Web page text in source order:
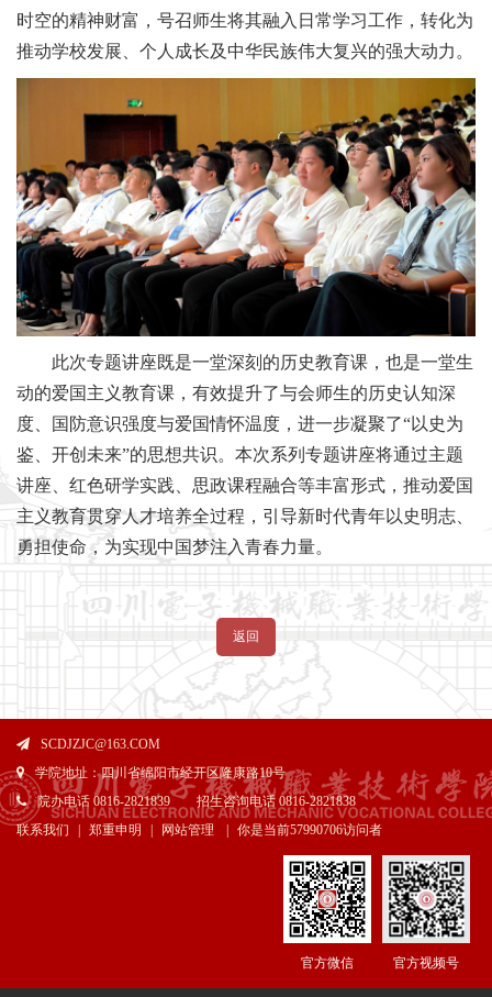
时空的精神财富，号召师生将其融入日常学习工作，转化为
推动学校发展、个人成长及中华民族伟大复兴的强大动力。
此次专题讲座既是一堂深刻的历史教育课，也是一堂生
动的爱国主义教育课，有效提升了与会师生的历史认知深
度、国防意识强度与爱国情怀温度，进一步凝聚了“以史为
鉴、开创未来”的思想共识。本次系列专题讲座将通过主题
讲座、红色研学实践、思政课程融合等丰富形式，推动爱国
主义教育贯穿人才培养全过程，引导新时代青年以史明志、
勇担使命，为实现中国梦注入青春力量。
返回
SCDJZJC@163.COM
学院地址：四川省绵阳市经开区隆康路10号
院办电话 0816-2821839 招生咨询电话 0816-2821838
联系我们
| 郑重申明 | 网站管理 | 你是当前57990706访问者
官方视频号
官方微信